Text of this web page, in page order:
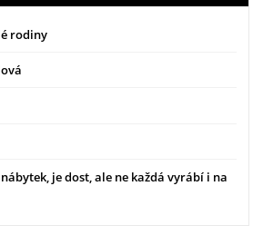
rodiny
je dost, ale ne každá vyrábí i na